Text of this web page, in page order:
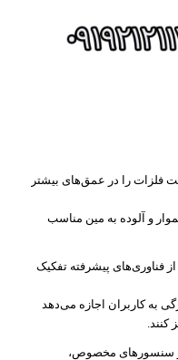
فلزات را در عمق‌های بیشتر
و آلوده به مین مناسب
فناوری‌های پیشرفته تفکیک
به کاربران اجازه می‌دهد